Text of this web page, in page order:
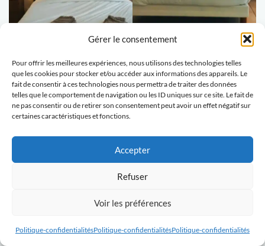
Gérer le consentement
Pour offrir les meilleures expériences, nous utilisons des technologies telles
que les cookies pour stocker et/ou accéder aux informations des appareils. Le
fait de consentir à ces technologies nous permettra de traiter des données
telles que le comportement de navigation ou les ID uniques sur ce site. Le fait de
ne pas consentir ou de retirer son consentement peut avoir un effet négatif sur
certaines caractéristiques et fonctions.
Accepter
Refuser
Voir les préférences
Politique-confidentialitésPolitique-confidentialitésPolitique-confidentialités